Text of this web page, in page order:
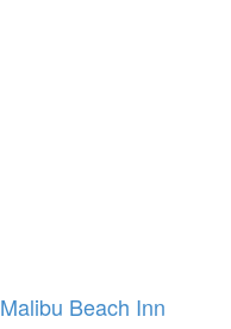
Malibu Beach Inn